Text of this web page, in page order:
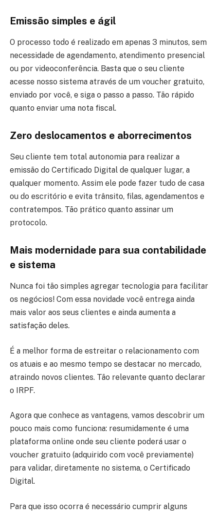
Emissão simples e ágil
O processo todo é realizado em apenas 3 minutos, sem
necessidade de agendamento, atendimento presencial
ou por videoconferência. Basta que o seu cliente
acesse nosso sistema através de um voucher gratuito,
enviado por você, e siga o passo a passo. Tão rápido
quanto enviar uma nota fiscal.
Zero deslocamentos e aborrecimentos
Seu cliente tem total autonomia para realizar a
emissão do Certificado Digital de qualquer lugar, a
qualquer momento. Assim ele pode fazer tudo de casa
ou do escritório e evita trânsito, filas, agendamentos e
contratempos. Tão prático quanto assinar um
protocolo.
Mais modernidade para sua contabilidade
e sistema
Nunca foi tão simples agregar tecnologia para facilitar
os negócios! Com essa novidade você entrega ainda
mais valor aos seus clientes e ainda aumenta a
satisfação deles.
É a melhor forma de estreitar o relacionamento com
os atuais e ao mesmo tempo se destacar no mercado,
atraindo novos clientes. Tão relevante quanto declarar
o IRPF.
Agora que conhece as vantagens, vamos descobrir um
pouco mais como funciona: resumidamente é uma
plataforma online onde seu cliente poderá usar o
voucher gratuito (adquirido com você previamente)
para validar, diretamente no sistema, o Certificado
Digital.
Para que isso ocorra é necessário cumprir alguns